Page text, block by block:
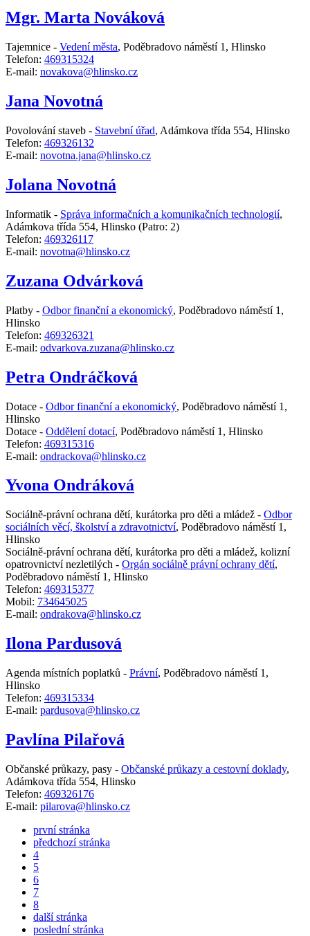
Mgr. Marta Nováková
Tajemnice - Vedení města, Poděbradovo náměstí 1, Hlinsko
Telefon: 469315324
E-mail: novakova@hlinsko.cz
Jana Novotná
Povolování staveb - Stavební úřad, Adámkova třída 554, Hlinsko
Telefon: 469326132
E-mail: novotna.jana@hlinsko.cz
Jolana Novotná
Informatik - Správa informačních a komunikačních technologií,
Adámkova třída 554, Hlinsko (Patro: 2)
Telefon: 469326117
E-mail: novotna@hlinsko.cz
Zuzana Odvárková
Platby - Odbor finanční a ekonomický, Poděbradovo náměstí 1,
Hlinsko
Telefon: 469326321
E-mail: odvarkova.zuzana@hlinsko.cz
Petra Ondráčková
Dotace - Odbor finanční a ekonomický, Poděbradovo náměstí 1,
Hlinsko
Dotace - Oddělení dotací, Poděbradovo náměstí 1, Hlinsko
Telefon: 469315316
E-mail: ondrackova@hlinsko.cz
Yvona Ondráková
Sociálně-právní ochrana dětí, kurátorka pro děti a mládež - Odbor
sociálních věcí, školství a zdravotnictví, Poděbradovo náměstí 1,
Hlinsko
Sociálně-právní ochrana dětí, kurátorka pro děti a mládež, kolizní
opatrovnictví nezletilých - Orgán sociálně právní ochrany dětí,
Poděbradovo náměstí 1, Hlinsko
Telefon: 469315377
Mobil: 734645025
E-mail: ondrakova@hlinsko.cz
Ilona Pardusová
Agenda místních poplatků - Právní, Poděbradovo náměstí 1,
Hlinsko
Telefon: 469315334
E-mail: pardusova@hlinsko.cz
Pavlína Pilařová
Občanské průkazy, pasy - Občanské průkazy a cestovní doklady,
Adámkova třída 554, Hlinsko
Telefon: 469326176
E-mail: pilarova@hlinsko.cz
první stránka
předchozí stránka
4
5
6
7
8
další stránka
poslední stránka